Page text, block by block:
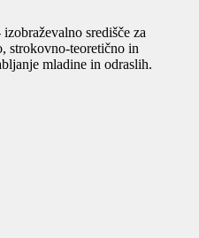
izobraževalno središče za
strokovno-teoretično in
mladine in odraslih.